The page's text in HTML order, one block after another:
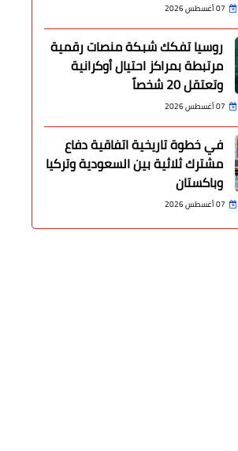
07 أغسطس 2026
روسيا تفكك شبكة منصات رقمية
مرتبطة بمراكز احتيال أوكرانية
وتعتقل 20 شخصاً
07 أغسطس 2026
في خطوة تاريخية اتفاقية دفاع
مشترك ثلاثية بين السعودية وتركيا
وباكستان
07 أغسطس 2026